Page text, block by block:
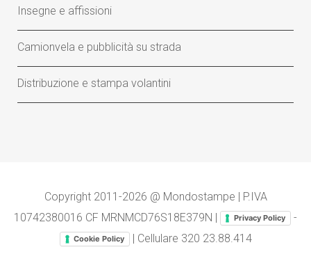
Insegne e affissioni
Camionvela e pubblicità su strada
Distribuzione e stampa volantini
Copyright 2011-2026 @ Mondostampe | P.IVA
10742380016 CF MRNMCD76S18E379N |
Privacy Policy -
Cookie Policy | Cellulare 320 23.88.414